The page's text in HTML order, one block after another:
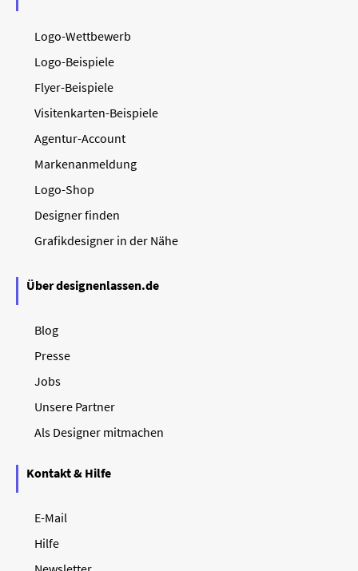
Logo-Wettbewerb
Logo-Beispiele
Flyer-Beispiele
Visitenkarten-Beispiele
Agentur-Account
Markenanmeldung
Logo-Shop
Designer finden
Grafikdesigner in der Nähe
Über designenlassen.de
Blog
Presse
Jobs
Unsere Partner
Als Designer mitmachen
Kontakt & Hilfe
E-Mail
Hilfe